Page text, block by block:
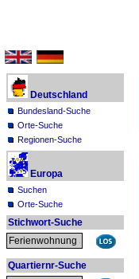
Deutschland
Bundesland-Suche
Orte-Suche
Regionen-Suche
Europa
Suchen
Orte-Suche
Stichwort-Suche
Quartiernr-Suche